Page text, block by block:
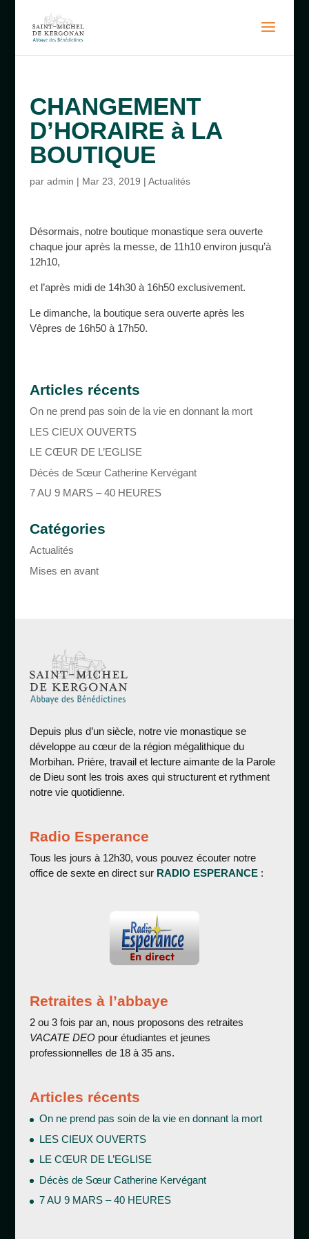
CHANGEMENT
D’HORAIRE à LA
BOUTIQUE
par admin | Mar 23, 2019 | Actualités
Désormais, notre boutique monastique sera ouverte
chaque jour après la messe, de 11h10 environ jusqu’à
12h10,
et l’après midi de 14h30 à 16h50 exclusivement.
Le dimanche, la boutique sera ouverte après les
Vêpres de 16h50 à 17h50.
Articles récents
On ne prend pas soin de la vie en donnant la mort
LES CIEUX OUVERTS
LE CŒUR DE L’EGLISE
Décès de Sœur Catherine Kervégant
7 AU 9 MARS – 40 HEURES
Catégories
Actualités
Mises en avant
Depuis plus d’un siècle, notre vie monastique se
développe au cœur de la région mégalithique du
Morbihan. Prière, travail et lecture aimante de la Parole
de Dieu sont les trois axes qui structurent et rythment
notre vie quotidienne.
Radio Esperance
Tous les jours à 12h30, vous pouvez écouter notre
office de sexte en direct sur RADIO ESPERANCE:
Retraites à l’abbaye
2 ou 3 fois par an, nous proposons des retraites
VACATE DEOpour étudiantes et jeunes
professionnelles de 18 à 35 ans.
Articles récents
On ne prend pas soin de la vie en donnant la mort
LES CIEUX OUVERTS
LE CŒUR DE L’EGLISE
Décès de Sœur Catherine Kervégant
7 AU 9 MARS – 40 HEURES